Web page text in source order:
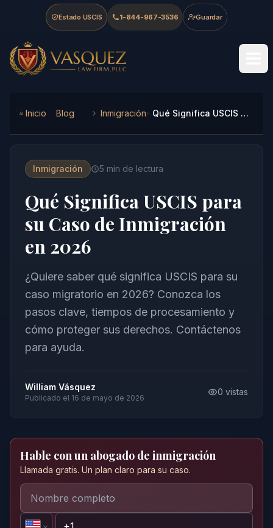
Skip to main content
Skip to navigation
Skip to footer
Estado USCIS 1-844-967-3536 Guardar
Vasquez Law Firm - Home
Inicio Blog Inmigración Qué Significa USCIS para su Caso de Inmigración en 2026
Inmigración 5 min de lectura
Qué Significa USCIS para
su Caso de Inmigración
en 2026
¿Quiere saber qué significa USCIS para su
caso migratorio en 2026? Conozca los
pasos clave, tiempos de procesamiento y
cómo proteger sus derechos. Contáctenos
para ayuda.
William Vásquez
Publicado el 16 de mayo de 2026
0 vistas
Hable con un abogado de inmigración
Llamada gratis. Un plan claro para su caso.